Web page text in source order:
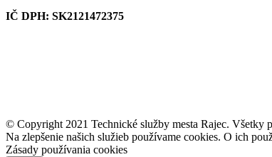
IČ DPH: SK2121472375
© Copyright 2021 Technické služby mesta Rajec. Všetky
Na zlepšenie našich služieb používame cookies. O ich
Zásady používania cookies